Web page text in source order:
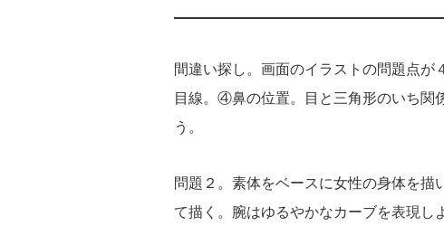
間違い探し。画面のイラストの問題点
目線。④鼻の位置。目と三角形のいち関
う。
問題２。素体をベースに女性の身体を
て描く。腕はゆるやかなカーブを表現し